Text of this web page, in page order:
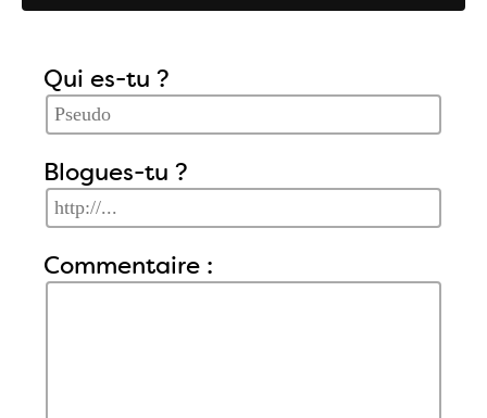
Qui es-tu ?
Blogues-tu ?
Commentaire :